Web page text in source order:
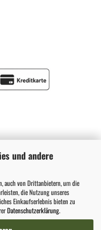
und andere
auch von Drittanbietern, um die
die Nutzung unseres
Einkaufserlebnis bieten zu
Datenschutzerklärung.